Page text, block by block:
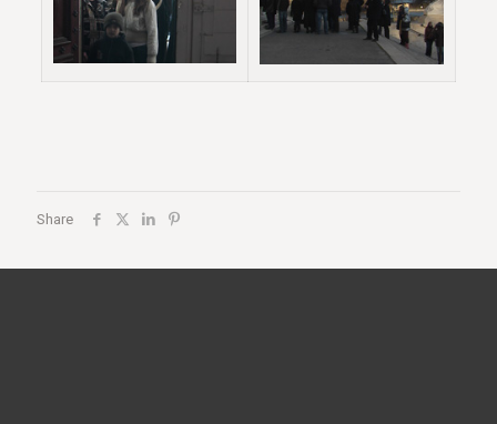
Share